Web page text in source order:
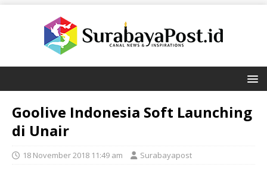
Goolive Indonesia Soft Launching
di Unair
18 November 2018 11:49 am Surabayapost